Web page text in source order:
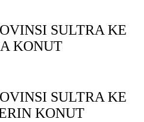
SULTRA KE
KONUT
SULTRA KE
KONUT